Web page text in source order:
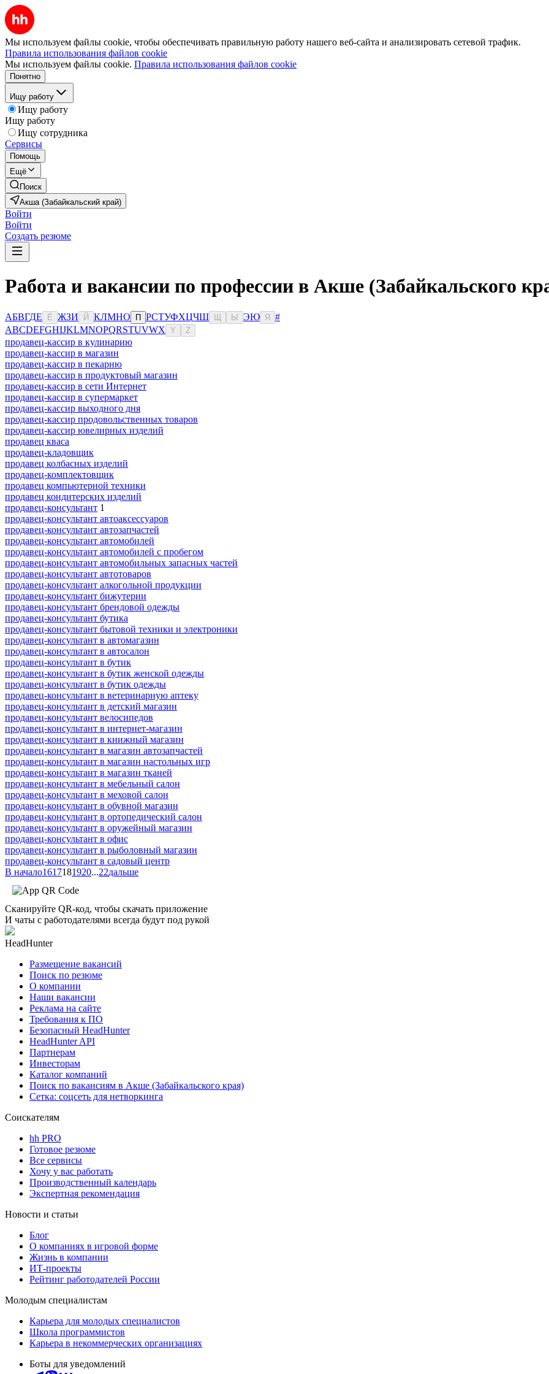
Мы используем файлы cookie, чтобы обеспечивать правильную работу нашего веб-сайта и анализировать сетевой трафик.
Правила использования файлов cookie
Мы используем файлы cookie. Правила использования файлов cookie
Понятно
Ищу работу
Ищу работу
Ищу работу
Ищу сотрудника
Сервисы
Помощь
Ещё
Поиск
Акша (Забайкальский край)
Войти
Войти
Создать резюме
Работа и вакансии по профессии в Акше (Забайкальского
АБВГДЕ Ё ЖЗИ Й КЛМНО П РСТУФХЦЧШ Ы ЭЮ Я
#
ABCDEFGHIJKLMNOPQRSTUVWX Y Z
продавец-кассир в кулинарию
продавец-кассир в магазин
продавец-кассир в пекарню
продавец-кассир в продуктовый магазин
продавец-кассир в сети Интернет
продавец-кассир в супермаркет
продавец-кассир выходного дня
продавец-кассир продовольственных товаров
продавец-кассир ювелирных изделий
продавец кваса
продавец-кладовщик
продавец колбасных изделий
продавец-комплектовщик
продавец компьютерной техники
продавец кондитерских изделий
продавец-консультант 1
продавец-консультант автоаксессуаров
продавец-консультант автозапчастей
продавец-консультант автомобилей
продавец-консультант автомобилей с пробегом
продавец-консультант автомобильных запасных частей
продавец-консультант автотоваров
продавец-консультант алкогольной продукции
продавец-консультант бижутерии
продавец-консультант брендовой одежды
продавец-консультант бутика
продавец-консультант бытовой техники и электроники
продавец-консультант в автомагазин
продавец-консультант в автосалон
продавец-консультант в бутик
продавец-консультант в бутик женской одежды
продавец-консультант в бутик одежды
продавец-консультант в ветеринарную аптеку
продавец-консультант в детский магазин
продавец-консультант велосипедов
продавец-консультант в интернет-магазин
продавец-консультант в книжный магазин
продавец-консультант в магазин автозапчастей
продавец-консультант в магазин настольных игр
продавец-консультант в магазин тканей
продавец-консультант в мебельный салон
продавец-консультант в меховой салон
продавец-консультант в обувной магазин
продавец-консультант в ортопедический салон
продавец-консультант в оружейный магазин
продавец-консультант в офис
продавец-консультант в рыболовный магазин
продавец-консультант в садовый центр
В начало1617181920...22дальше
Сканируйте QR-код, чтобы скачать приложение
И чаты с работодателями всегда будут под рукой
HeadHunter
Размещение вакансий
Поиск по резюме
О компании
Наши вакансии
Реклама на сайте
Требования к ПО
Безопасный HeadHunter
HeadHunter API
Партнерам
Инвесторам
Каталог компаний
Поиск по вакансиям в Акше (Забайкальского края)
Сетка: соцсеть для нетворкинга
Соискателям
hh PRO
Готовое резюме
Все сервисы
Хочу у вас работать
Производственный календарь
Экспертная рекомендация
Новости и статьи
Блог
О компаниях в игровой форме
Жизнь в компании
ИТ-проекты
Рейтинг работодателей России
Молодым специалистам
Карьера для молодых специалистов
Школа программистов
Карьера в некоммерческих организациях
Боты для уведомлений